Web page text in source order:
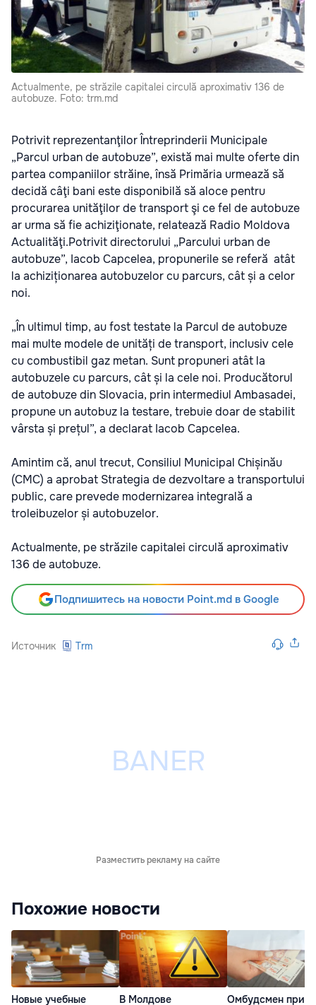
Actualmente, pe străzile capitalei circulă aproximativ 136 de
autobuze. Foto: trm.md
Potrivit reprezentanţilor Întreprinderii Municipale
„Parcul urban de autobuze”, există mai multe oferte din
partea companiilor străine, însă Primăria urmează să
decidă câţi bani este disponibilă să aloce pentru
procurarea unităţilor de transport şi ce fel de autobuze
ar urma să fie achiziţionate, relatează Radio Moldova
Actualităţi.Potrivit directorului „Parcului urban de
autobuze”, Iacob Capcelea, propunerile se referă atât
la achiziționarea autobuzelor cu parcurs, cât și a celor
noi.
„În ultimul timp, au fost testate la Parcul de autobuze
mai multe modele de unități de transport, inclusiv cele
cu combustibil gaz metan. Sunt propuneri atât la
autobuzele cu parcurs, cât și la cele noi. Producătorul
de autobuze din Slovacia, prin intermediul Ambasadei,
propune un autobuz la testare, trebuie doar de stabilit
vârsta și prețul”, a declarat Iacob Capcelea.
Amintim că, anul trecut, Consiliul Municipal Chișinău
(CMC) a aprobat Strategia de dezvoltare a transportului
public, care prevede modernizarea integrală a
troleibuzelor și autobuzelor.
Actualmente, pe străzile capitalei circulă aproximativ
136 de autobuze.
Подпишитесь на новости Point.md в Google
Источник Trm
Разместить рекламу на сайте
Похожие новости
Новые учебные В Молдове Омбудсмен